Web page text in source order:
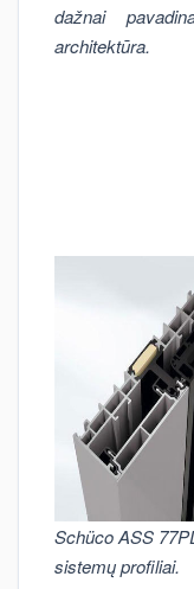
dažnai
architektūra.
Schüco ASS
sistemų profiliai.